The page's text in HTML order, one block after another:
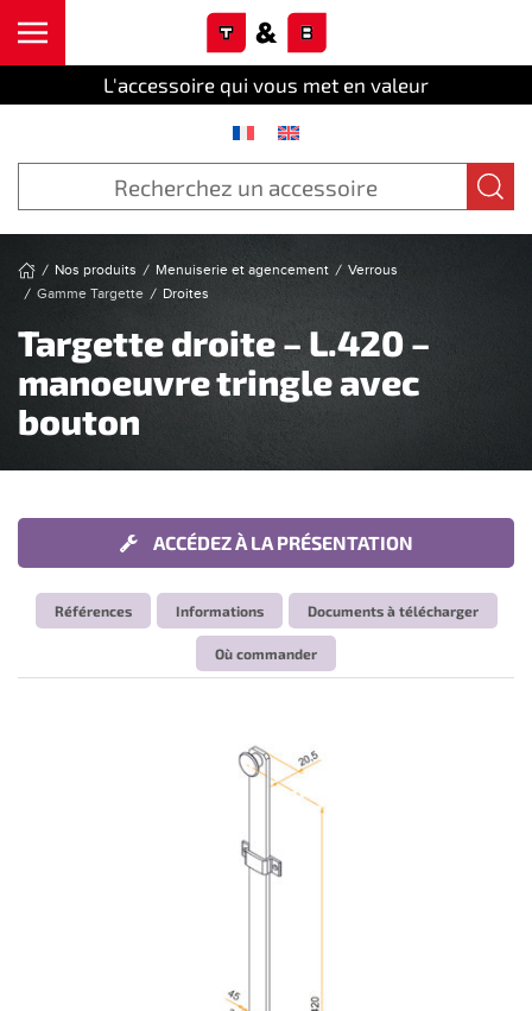
L'accessoire qui vous met en valeur
Nos produits Menuiserie et agencement
Verrous
Gamme Targette
Droites
Targette droite – L.420 –
manoeuvre tringle avec
bouton
ACCÉDEZ À LA PRÉSENTATION
Références Informations Documents à télécharger
Où commander
Cookies management panel